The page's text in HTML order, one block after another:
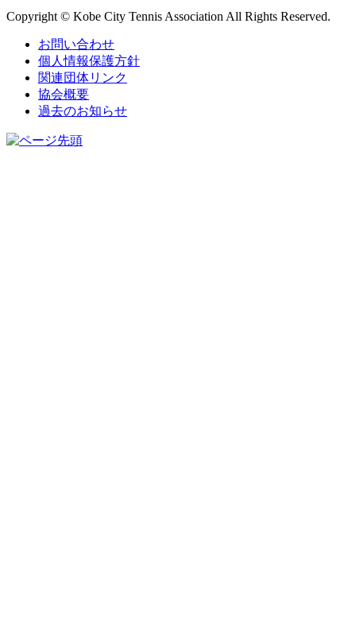
Copyright © Kobe City Tennis Association All Rights Reserved.
お問い合わせ
個人情報保護方針
関連団体リンク
協会概要
過去のお知らせ